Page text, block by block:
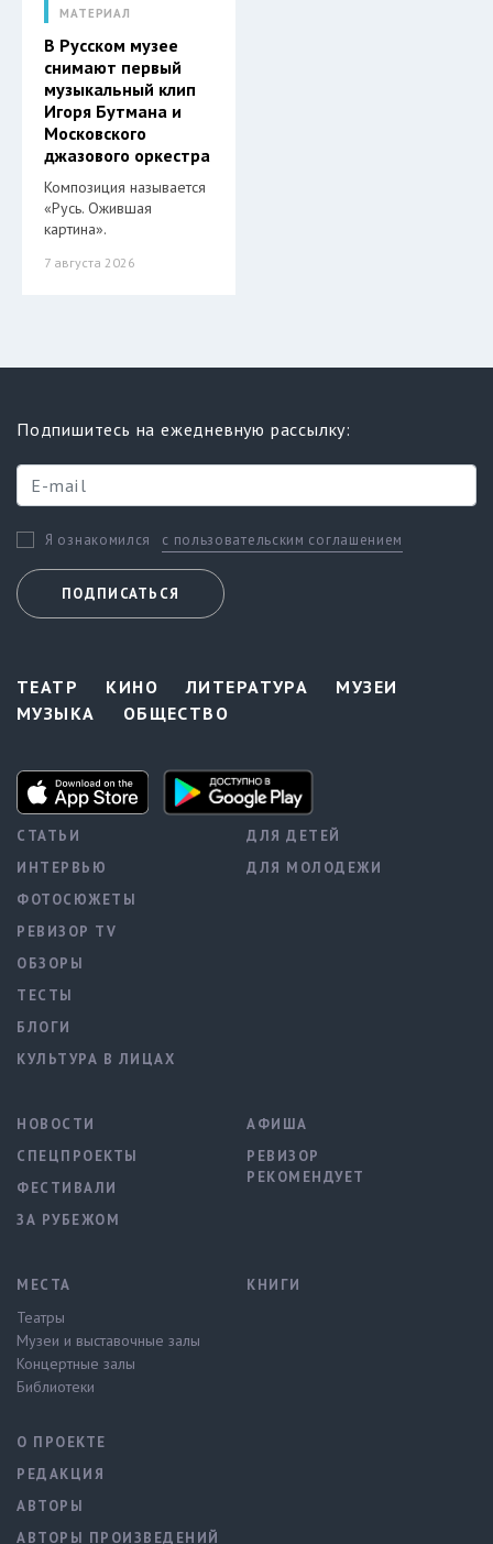
МАТЕРИАЛ
В Русском музее
снимают первый
музыкальный клип
Игоря Бутмана и
Московского
джазового оркестра
Композиция называется
«Русь. Ожившая
картина».
7 августа 2026
Подпишитесь на ежедневную рассылку:
Я ознакомился с пользовательским соглашением
ПОДПИСАТЬСЯ
ТЕАТР КИНО ЛИТЕРАТУРА
МУЗЕИ
МУЗЫКА
ОБЩЕСТВО
СТАТЬИ
ИНТЕРВЬЮ
ФОТОСЮЖЕТЫ
РЕВИЗОР TV
ОБЗОРЫ
ТЕСТЫ
БЛОГИ
КУЛЬТУРА В ЛИЦАХ
ДЛЯ ДЕТЕЙ
ДЛЯ МОЛОДЕЖИ
НОВОСТИ
СПЕЦПРОЕКТЫ
ФЕСТИВАЛИ
ЗА РУБЕЖОМ
АФИША
РЕВИЗОР
РЕКОМЕНДУЕТ
МЕСТА
Театры
Музеи и выставочные залы
Концертные залы
Библиотеки
КНИГИ
О ПРОЕКТЕ
РЕДАКЦИЯ
АВТОРЫ
АВТОРЫ ПРОИЗВЕДЕНИЙ